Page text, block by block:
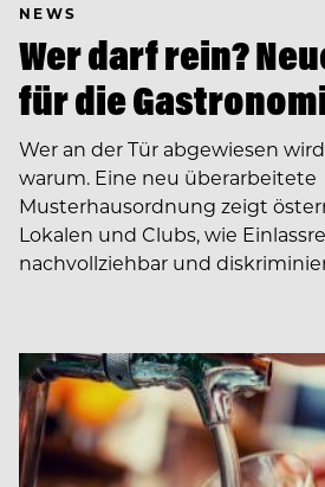
NEWS
Wer darf rein?
für die
Wer an der Tür abgewiesen
warum. Eine neu überarbeitete
Musterhausordnung zeigt
Lokalen und Clubs, wie
nachvollziehbar und